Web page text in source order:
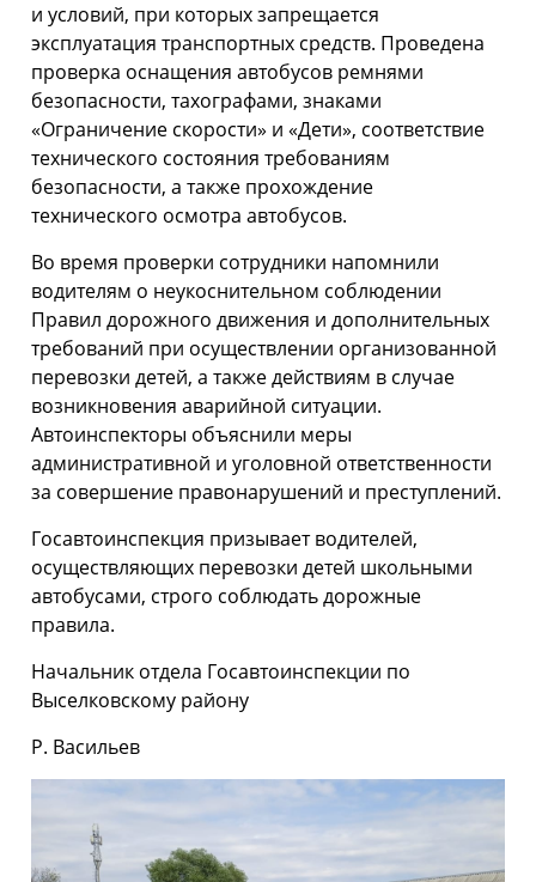
и условий, при которых запрещается
эксплуатация транспортных средств. Проведена
проверка оснащения автобусов ремнями
безопасности, тахографами, знаками
«Ограничение скорости» и «Дети», соответствие
технического состояния требованиям
безопасности, а также прохождение
технического осмотра автобусов.
Во время проверки сотрудники напомнили
водителям о неукоснительном соблюдении
Правил дорожного движения и дополнительных
требований при осуществлении организованной
перевозки детей, а также действиям в случае
возникновения аварийной ситуации.
Автоинспекторы объяснили меры
административной и уголовной ответственности
за совершение правонарушений и преступлений.
Госавтоинспекция призывает водителей,
осуществляющих перевозки детей школьными
автобусами, строго соблюдать дорожные
правила.
Начальник отдела Госавтоинспекции по
Выселковскому району
Р. Васильев